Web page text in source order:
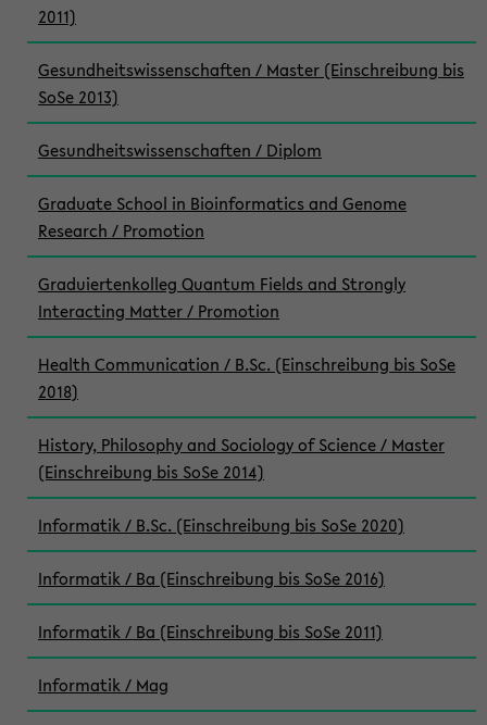
2011)
Gesundheitswissenschaften / Master (Einschreibung bis
SoSe 2013)
Gesundheitswissenschaften / Diplom
Graduate School in Bioinformatics and Genome
Research / Promotion
Graduiertenkolleg Quantum Fields and Strongly
Interacting Matter / Promotion
Health Communication / B.Sc. (Einschreibung bis SoSe
2018)
History, Philosophy and Sociology of Science / Master
(Einschreibung bis SoSe 2014)
Informatik / B.Sc. (Einschreibung bis SoSe 2020)
Informatik / Ba (Einschreibung bis SoSe 2016)
Informatik / Ba (Einschreibung bis SoSe 2011)
Informatik / Mag